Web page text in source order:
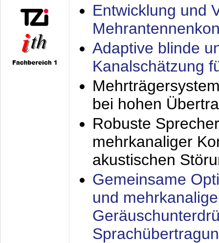
Entwicklung und
Adaptive blinde
Kanalschätzung
bei hohen
Robuste
mehrkanaliger
akustischen
Gemeinsame
und